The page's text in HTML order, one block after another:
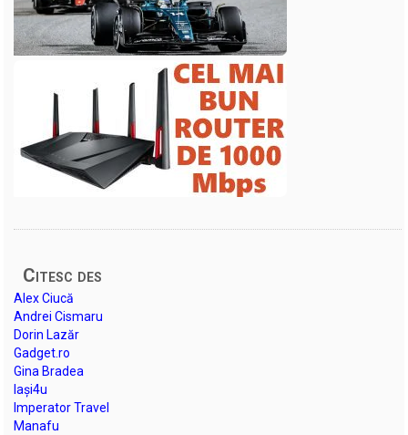
Citesc des
Alex Ciucă
Andrei Cismaru
Dorin Lazăr
Gadget.ro
Gina Bradea
Iași4u
Imperator Travel
Manafu